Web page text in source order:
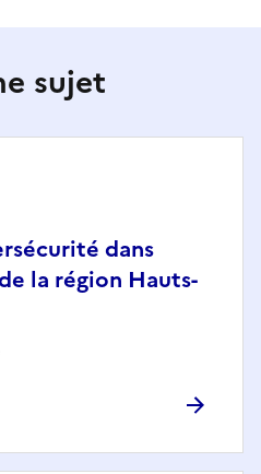
sujet
dans
la région Hauts-